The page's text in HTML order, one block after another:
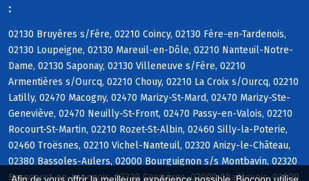
:
02130 Bruyères s/Fère, 02210 Coincy, 02130 Fère-en-Tardenois,
02130 Loupeigne, 02130 Mareuil-en-Dôle, 02210 Nanteuil-Notre-
Dame, 02130 Saponay, 02130 Villeneuve s/Fère, 02210
Armentières s/Ourcq, 02210 Chouy, 02210 La Croix s/Ourcq, 02210
Latilly, 02470 Macogny, 02470 Marizy-St-Mard, 02470 Marizy-Ste-
Geneviève, 02470 Neuilly-St-Front, 02470 Passy-en-Valois, 02210
Rocourt-St-Martin, 02210 Rozet-St-Albin, 02460 Silly-la-Poterie,
02460 Troësnes, 02210 Vichel-Nanteuil, 02320 Anizy-le-Château,
02380 Bassoles-Aulers, 02000 Bourguignon s/s Montbavin, 02320
Brancourt-en-Laonnois, 02320 Cessières, 02000 Chaillevois, 02000